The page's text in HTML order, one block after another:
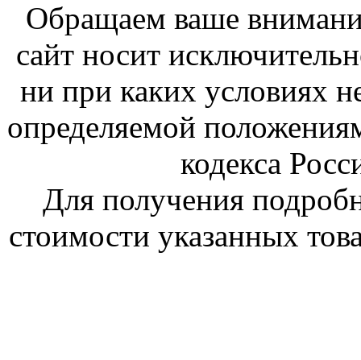
Обращаем ваше
сайт носит
ни при каких условиях
определяемой
кодекса
Для получения
стоимости указанных